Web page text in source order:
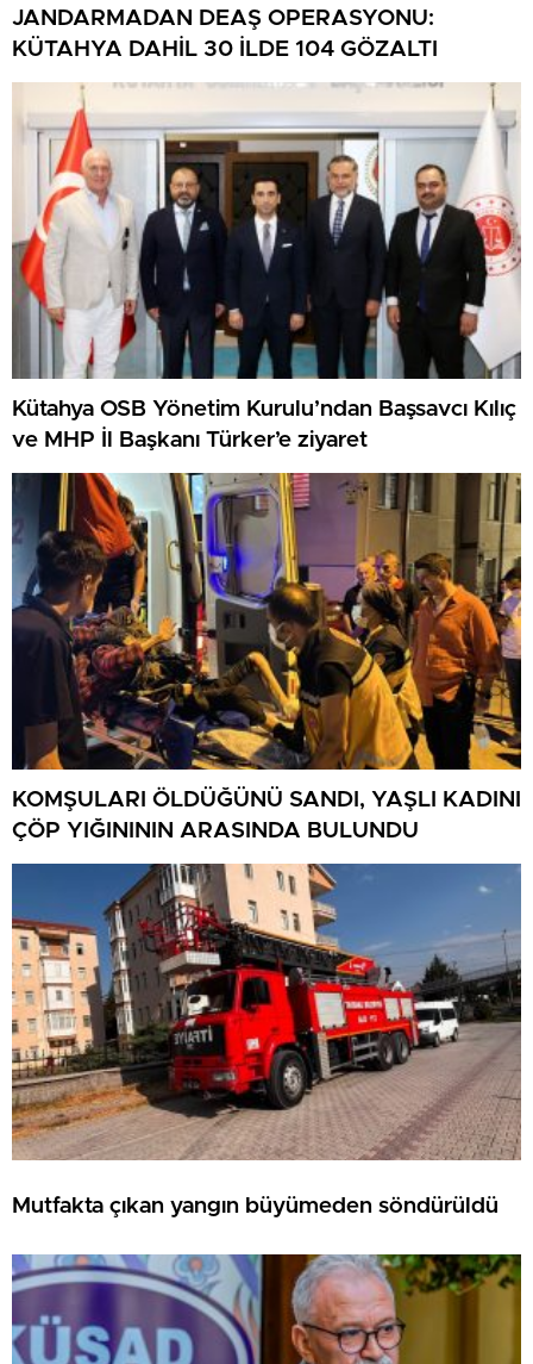
JANDARMADAN DEAŞ OPERASYONU:
KÜTAHYA DAHİL 30 İLDE 104 GÖZALTI
Kütahya OSB Yönetim Kurulu’ndan Başsavcı Kılıç
ve MHP İl Başkanı Türker’e ziyaret
KOMŞULARI ÖLDÜĞÜNÜ SANDI, YAŞLI KADINI
ÇÖP YIĞINININ ARASINDA BULUNDU
Mutfakta çıkan yangın büyümeden söndürüldü